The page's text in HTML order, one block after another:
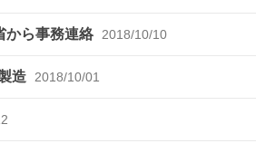
ら事務連絡 2018/10/10
造 2018/10/01